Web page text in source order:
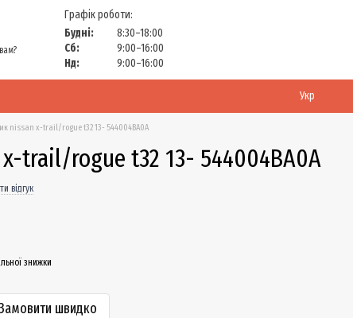
Графік роботи:
Будні:
8:30–18:00
Сб:
9:00–16:00
Нд:
9:00–16:00
Укр
nissan x-trail/rogue t32 13- 544004BA0A
trail/rogue t32 13- 544004BA0A
відгук
знижки
швидко